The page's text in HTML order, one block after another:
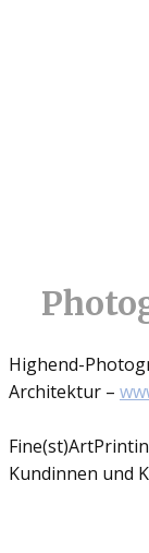
Highend-
Architektur –
Kundinnen und